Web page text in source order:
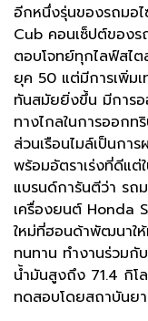
อีกหนึ่งรุ่นของรถมอ
Cub คอนเซ็ปต์ของ
ตอบโจทย์ทุกไลฟ์สไ
ยุค 50 แต่มีการเพิ่มเ
ทันสมัยยิ่งขึ้น มีการอ
ทางไกลในการออกท
ส่วนเรือนไมล์เป็นก
พร้อมอัตราเร่งที่ดีแ
แบรนด์การันตีว่า รถ
เครื่องยนต์ Honda
ใหม่ที่ฮอนด้าพัฒนาใ
ทนทาน ทำงานร่วมกั
น้ำมันสูงถึง 71.4 กิโ
ทดสอบโดยสถาบันย